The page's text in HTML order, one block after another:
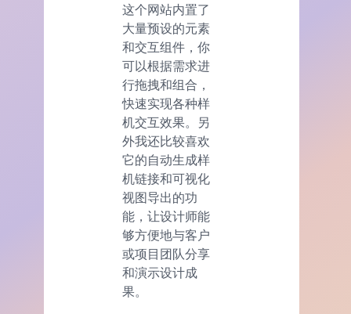
这个网站内置了
大量预设的元素
和交互组件，你
可以根据需求进
行拖拽和组合，
快速实现各种样
机交互效果。另
外我还比较喜欢
它的自动生成样
机链接和可视化
视图导出的功
能，让设计师能
够方便地与客户
或项目团队分享
和演示设计成
果。